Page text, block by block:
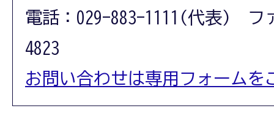
電話：029-883-1111(代表) フ
4823
お問い合わせは専用フォームを